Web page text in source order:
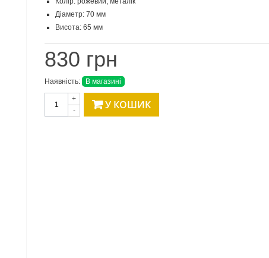
Діаметр: 70 мм
Висота: 65 мм
830 грн
Наявність: В магазині
-
+ У КОШИК